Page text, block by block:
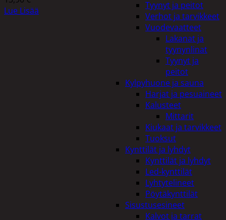
Tyynyt ja peitot
Verhot ja tarvikkeet
Vuodevaatteet
Lakanat ja
tyynynlinat
Tyynyt ja
peitot
Kylpyhuone ja sauna
Harjat ja pesuaineet
Kalusteet
Mittarit
Kiukaat ja tarvikkeet
Tuoksut
Kynttilät ja lyhdyt
Kynttilät ja lyhdyt
Led-kynttilät
Lyhtytelineet
Pöytäkynttilät
Sisustusesineet
Kalvot ja tarrat
Lue Lisää